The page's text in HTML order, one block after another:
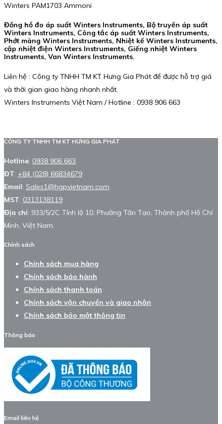
Winters PAM1703 Ammoni
Đồng hồ đo áp suất Winters Instruments, Bộ truyền áp suất
Winters Instruments, Công tắc áp suất Winters Instruments,
Phớt màng Winters Instruments, Nhiệt kế Winters Instruments,
cặp nhiệt điện Winters Instruments, Giếng nhiệt Winters
Instruments, Van Winters Instruments.
Liên hệ : Công ty TNHH TM KT Hưng Gia Phát để được hỗ trợ giá
và thời gian giao hàng nhanh nhất.
Winters Instruments Việt Nam / Hotline : 0938 906 663
CÔNG TY TNHH TM KT HƯNG GIA PHÁT
Hotline: 0938 906 663
ĐT: +84 (028) 66834679
Email: Sales1@hgpvietnam.com
MST: 0313138119
Địa chỉ: 933/5/2C Tỉnh lộ 10, Phường Tân Tạo, Thành phố Hồ Chí
Minh, Việt Nam.
Chính sách
Chính sách mua hàng
Chính sách bảo hành
Chính sách thanh toán
Chính sách vận chuyển và giao nhận
Chính sách bảo mật thông tin
Thông báo
Email liên hệ